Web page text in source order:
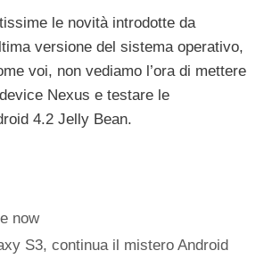
le novità introdotte da
versione del sistema operativo,
voi, non vediamo l’ora di mettere
Nexus e testare le
4.2 Jelly Bean.
now
S3, continua il mistero Android